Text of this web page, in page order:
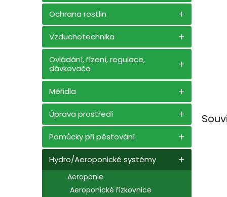
l
Ochrana rostlin
Vzduchotechnika
Ovládání, řízení, regulace,
dávkovače
Měřidla
Úprava prostředí
Pomůcky při pěstování
Hydro/Aeroponické systémy
Aeroponie
Aeroponické řízkovnice